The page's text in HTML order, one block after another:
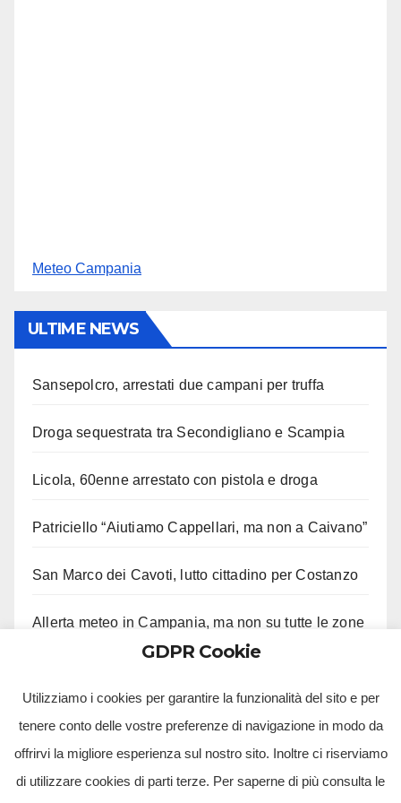
Meteo Campania
ULTIME NEWS
Sansepolcro, arrestati due campani per truffa
Droga sequestrata tra Secondigliano e Scampia
Licola, 60enne arrestato con pistola e droga
Patriciello “Aiutiamo Cappellari, ma non a Caivano”
San Marco dei Cavoti, lutto cittadino per Costanzo
Allerta meteo in Campania, ma non su tutte le zone
GDPR Cookie
Utilizziamo i cookies per garantire la funzionalità del sito e per
tenere conto delle vostre preferenze di navigazione in modo da
offrirvi la migliore esperienza sul nostro sito. Inoltre ci riserviamo
di utilizzare cookies di parti terze. Per saperne di più consulta le